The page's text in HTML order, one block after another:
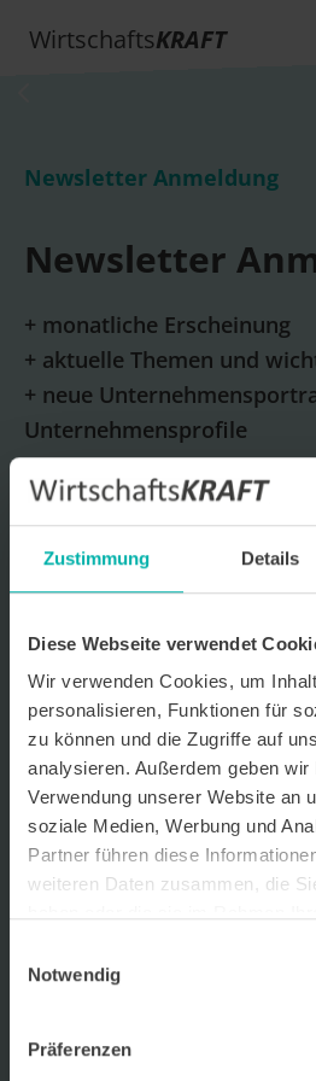
Zustimmung Details
Diese Webseite verwendet
Wir verwenden Cookies, um
personalisieren, Funktionen für
zu können und die Zugriffe auf
analysieren. Außerdem geben
Verwendung unserer Website an
soziale Medien, Werbung und
Partner führen diese
weiteren Daten zusammen, die
Notwendig
Präferenzen
WirtschaftsKRAFT
Newsletter Anmeldung
Newsletter
+ monatliche Erscheinung
+ aktuelle Themen und
+ neue
Unternehmensprofile
E-Mail *
WirtschaftsKRAFT der INFO - Das
erhalte. Um die Inhalte des
persönlichen Interessen
hierfür mein personenbezogenes
Newsletters zu erfassen und
begleitende Werbeinformationen zu
Dienstleistungen lokal ansässiger
Einwilligung jederzeit kostenfrei für
Newsletter enthaltenen Abmeldelink
pforzheim.de widerrufen. Meine E-
zur Zustellung des Newsletters
zum Umgang mit Ihren Daten und
Newsletter-Software Cleverreach
Datenschutzerklärung.